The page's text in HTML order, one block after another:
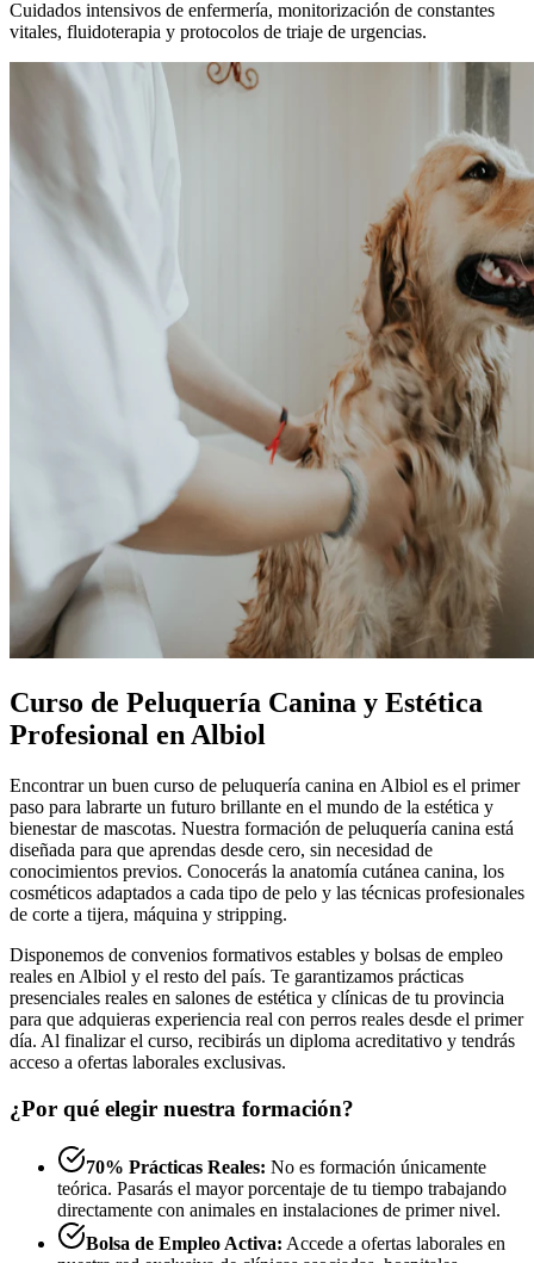
Cuidados intensivos de enfermería, monitorización de constantes
vitales, fluidoterapia y protocolos de triaje de urgencias.
Curso de Peluquería Canina y Estética
Profesional en Albiol
Encontrar un buen curso de peluquería canina en Albiol es el primer
paso para labrarte un futuro brillante en el mundo de la estética y
bienestar de mascotas. Nuestra formación de peluquería canina está
diseñada para que aprendas desde cero, sin necesidad de
conocimientos previos. Conocerás la anatomía cutánea canina, los
cosméticos adaptados a cada tipo de pelo y las técnicas profesionales
de corte a tijera, máquina y stripping.
Disponemos de convenios formativos estables y bolsas de empleo
reales en Albiol y el resto del país. Te garantizamos prácticas
presenciales reales en salones de estética y clínicas de tu provincia
para que adquieras experiencia real con perros reales desde el primer
día. Al finalizar el curso, recibirás un diploma acreditativo y tendrás
acceso a ofertas laborales exclusivas.
¿Por qué elegir nuestra formación?
70% Prácticas Reales: No es formación únicamente
teórica. Pasarás el mayor porcentaje de tu tiempo trabajando
directamente con animales en instalaciones de primer nivel.
Bolsa de Empleo Activa: Accede a ofertas laborales en